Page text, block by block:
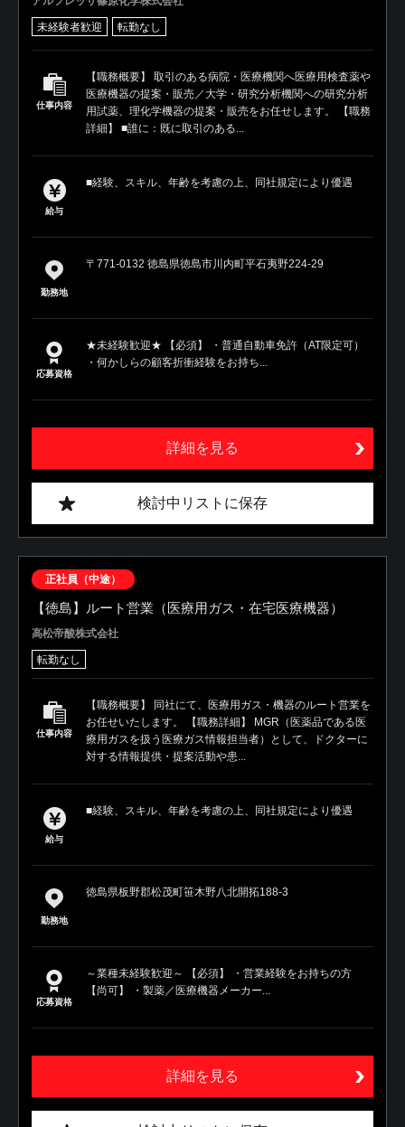
未経験者歓迎 転勤なし
仕事内容
【職務概要】 取引のある病院・医療機関へ医療用検査薬や
医療機器の提案・販売／大学・研究分析機関への研究分析
用試薬、理化学機器の提案・販売をお任せします。 【職務
詳細】 ■誰に：既に取引のある...
給与
■経験、スキル、年齢を考慮の上、同社規定により優遇
勤務地
〒771-0132 徳島県徳島市川内町平石夷野224-29
応募資格
★未経験歓迎★ 【必須】 ・普通自動車免許（AT限定可）
・何かしらの顧客折衝経験をお持ち...
詳細を見る
検討中リストに保存
正社員（中途）
【徳島】ルート営業（医療用ガス・在宅医療機器）
高松帝酸株式会社
転勤なし
仕事内容
【職務概要】 同社にて、医療用ガス・機器のルート営業を
お任せいたします。 【職務詳細】 MGR（医薬品である医
療用ガスを扱う医療ガス情報担当者）として、ドクターに
対する情報提供・提案活動や患...
給与
■経験、スキル、年齢を考慮の上、同社規定により優遇
勤務地
徳島県板野郡松茂町笹木野八北開拓188-3
応募資格
～業種未経験歓迎～ 【必須】 ・営業経験をお持ちの方
【尚可】 ・製薬／医療機器メーカー...
詳細を見る